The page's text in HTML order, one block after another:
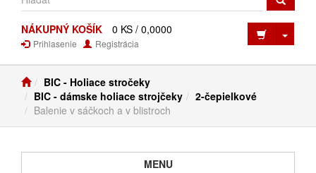
NÁKUPNÝ KOŠÍK 0 KS / 0,0000
Prihlasenie Registrácia
BIC - Holiace stročeky
BIC - dámske holiace strojčeky
2-čepielkové
Balenie v sáčkoch a v blistroch
MENUToggle navigation